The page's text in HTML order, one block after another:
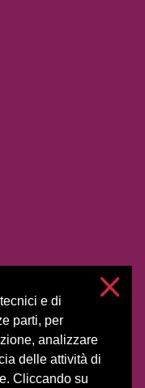
e di
parti, per
analizzare
delle attività di
Cliccando su